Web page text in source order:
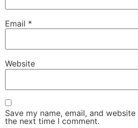
Email *
Website
Save my name, email, and
the next time I comment.